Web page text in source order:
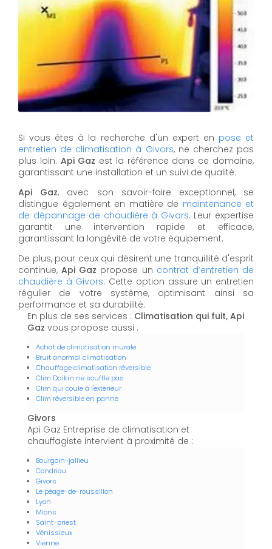
Si vous êtes à la recherche d'un expert en pose et
entretien de climatisation à Givors, ne cherchez pas
plus loin. Api Gaz est la référence dans ce domaine,
garantissant une installation et un suivi de qualité.
Api Gaz, avec son savoir-faire exceptionnel, se
distingue également en matière de maintenance et
de dépannage de chaudière à Givors. Leur expertise
garantit une intervention rapide et efficace,
garantissant la longévité de votre équipement.
De plus, pour ceux qui désirent une tranquillité d'esprit
continue,Api Gaz propose un contrat d’entretien de
chaudière à Givors. Cette option assure un entretien
régulier de votre système, optimisant ainsi sa
performance et sa durabilité.
En plus de ses services : Climatisation qui fuit, Api
Gaz vous propose aussi :
Achat de climatisation murale
Bruit anormal climatisation
Chauffage climatisation réversible
Clim Daikin ne souffle pas
Clim qui coule à l'extérieur
Clim réversible en panne
Givors
Api Gaz Entreprise de climatisation et
chauffagiste intervient à proximité de :
Bourgoin-jallieu
Condrieu
Givors
Le péage-de-roussillon
Lyon
Mions
Saint-priest
Vénissieux
Vienne